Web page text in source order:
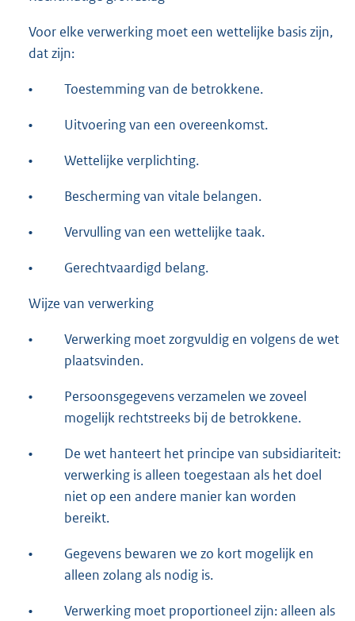
Voor elke verwerking moet een wettelijke basis zijn,
dat zijn:
• Toestemming van de betrokkene.
• Uitvoering van een overeenkomst.
• Wettelijke verplichting.
• Bescherming van vitale belangen.
• Vervulling van een wettelijke taak.
• Gerechtvaardigd belang.
Wijze van verwerking
•
Verwerking moet zorgvuldig en volgens de wet
plaatsvinden.
•
Persoonsgegevens verzamelen we zoveel
mogelijk rechtstreeks bij de betrokkene.
•
De wet hanteert het principe van subsidiariteit:
verwerking is alleen toegestaan als het doel
niet op een andere manier kan worden
bereikt.
•
Gegevens bewaren we zo kort mogelijk en
alleen zolang als nodig is.
•
Verwerking moet proportioneel zijn: alleen als